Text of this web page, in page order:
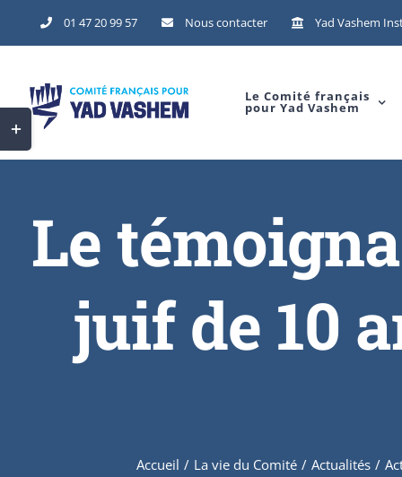
01 47 20 99 57 Nous contacter Yad Vashem
Le Comité français
pour Yad Vashem
Le
juif de 10
Accueil / La vie du Comité / Actualités /